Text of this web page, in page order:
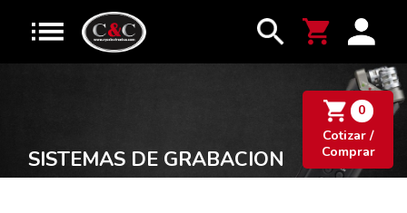
0
Cotizar /
Comprar
SISTEMAS DE GRABACION